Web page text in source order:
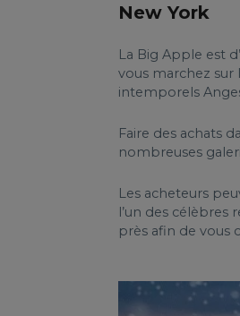
New York
La Big Apple est
vous marchez sur
intemporels
Faire des achats
nombreuses
Les acheteurs
l’un des célèbres
près afin de vous